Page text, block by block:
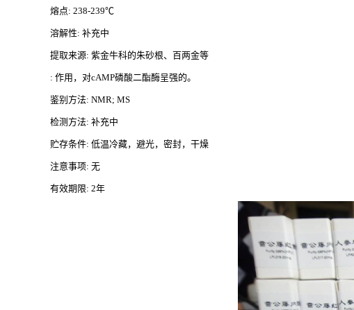
熔点: 238-239℃
溶解性: 补充中
提取来源: 紫金牛科的朱砂根、百两金等
: 作用，对cAMP磷酸二酯酶呈强的。
鉴别方法: NMR; MS
检测方法: 补充中
贮存条件: 低温冷藏，避光，密封，干燥
注意事项: 无
有效期限: 2年